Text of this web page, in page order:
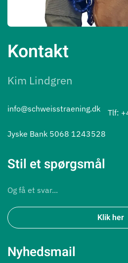
Kontakt
Kim Lindgren
info@schweisstraening.dk Tlf:
Jyske Bank 5068 1243528
Stil et spørgsmål
Og få et svar...
Klik her
Nyhedsmail